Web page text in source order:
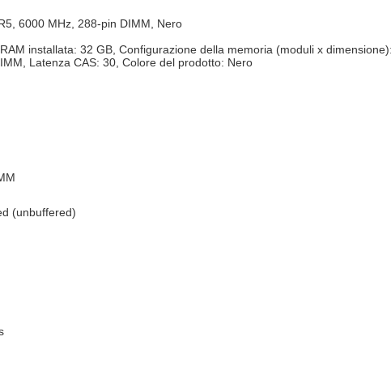
6000 MHz, 288-pin DIMM, Nero
installata: 32 GB, Configurazione della memoria (moduli x
Latenza CAS: 30, Colore del prodotto: Nero
(unbuffered)